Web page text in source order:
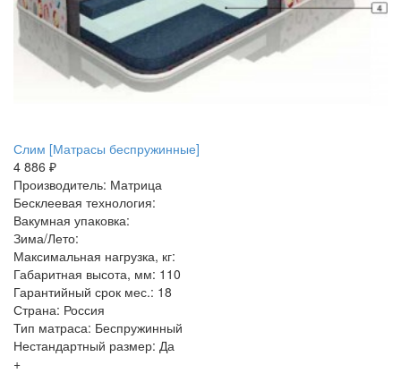
Слим [Матрасы беспружинные]
4 886 ₽
Производитель: Матрица
Бесклеевая технология:
Вакумная упаковка:
Зима/Лето:
Максимальная нагрузка, кг:
Габаритная высота, мм: 110
Гарантийный срок мес.: 18
Страна: Россия
Тип матраса: Беспружинный
Нестандартный размер: Да
+